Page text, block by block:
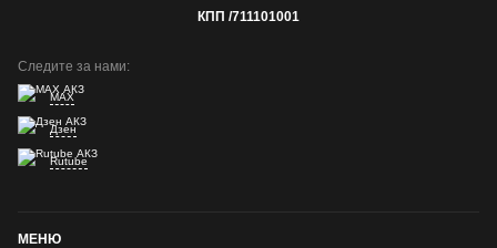
КПП /711101001
Следите за нами:
MAX
Дзен
Rutube
МЕНЮ